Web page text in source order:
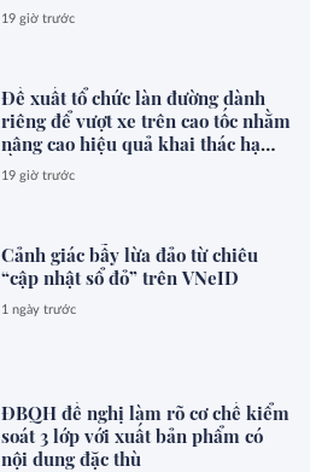
19 giờ trước
Đề xuất tổ chức làn đường dành
riêng để vượt xe trên cao tốc nhằm
nâng cao hiệu quả khai thác hạ
tầng, giảm xung đột giao thông,
phòng ngừa tai nạn
19 giờ trước
Cảnh giác bẫy lừa đảo từ chiêu
“cập nhật sổ đỏ” trên VNeID
1 ngày trước
ĐBQH đề nghị làm rõ cơ chế kiểm
soát 3 lớp với xuất bản phẩm có
nội dung đặc thù